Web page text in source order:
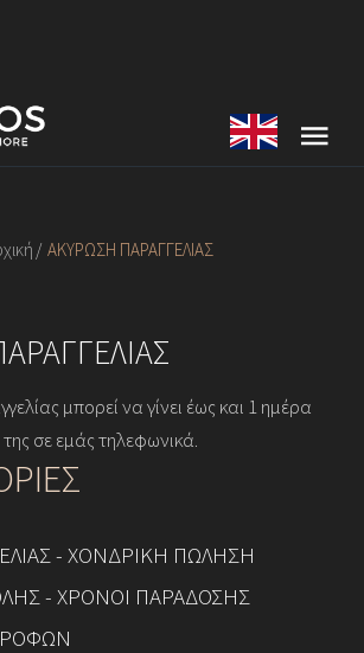
ΑΚΥΡΩΣΗ ΠΑΡΑΓΓΕΛΙΑΣ
μπορεί να γίνει έως και 1 ημέρα
σε εμάς τηλεφωνικά.
- ΧΟΝΔΡΙΚΗ ΠΩΛΗΣΗ
- ΧΡΟΝΟΙ ΠΑΡΑΔΟΣΗΣ